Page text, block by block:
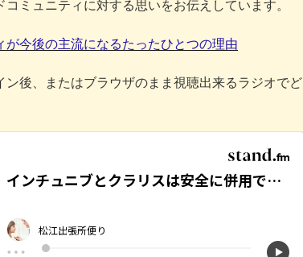
ミュニティに対する思いをお伝えしています。
が今後の主流になるたったひとつの理由
ン後、またはブラウザのまま視聴出来るラジオでど